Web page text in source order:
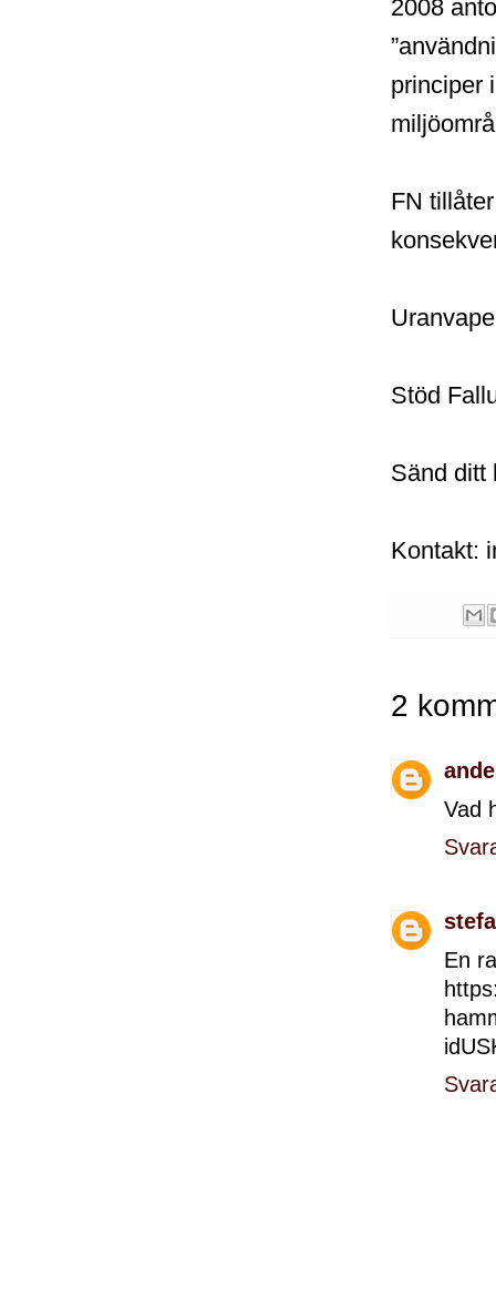
2008
principer
FN
Stöd
Sänd ditt
Kontakt:
2
Vad
En